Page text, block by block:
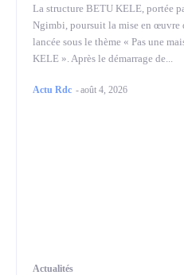
La structure BETU KELE, portée
Ngimbi, poursuit la mise en œuvre
lancée sous le thème « Pas une
KELE ». Après le démarrage de...
Actu Rdc -août 4, 2026
Actualités